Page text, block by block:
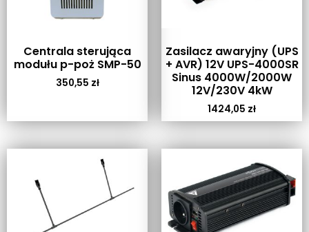
Centrala sterująca
modułu p-poż SMP-50
350,55 zł
Zasilacz awaryjny (UPS
+ AVR) 12V UPS-4000SR
Sinus 4000W/2000W
12V/230V 4kW
1424,05 zł